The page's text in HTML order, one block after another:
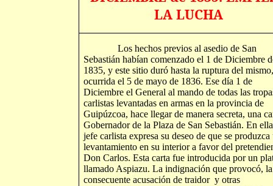
LA LUCHA
Los hechos previos al asedio de San
Sebastián habían comenzado el 1 de Diciembre
1835, y este sitio duró hasta la ruptura del mismo,
ocurrida el 5 de mayo de 1836. Ese día 1 de
Diciembre el General al mando de todas las
carlistas levantadas en armas en la provincia de
Guipúzcoa, hace llegar de manera secreta, una
Gobernador de la Plaza de San Sebastián. En
jefe carlista expresa su deseo de que se produzca
levantamiento en su interior a favor del
Don Carlos. Esta carta fue introducida por un
llamado Aspiazu. La indignación que provocó, la
consecuente acusación de traidor y otras